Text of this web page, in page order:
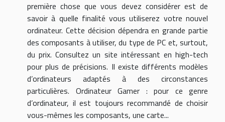
première chose que vous devez considérer est de
savoir à quelle finalité vous utiliserez votre nouvel
ordinateur. Cette décision dépendra en grande partie
des composants à utiliser, du type de PC et, surtout,
du prix. Consultez un site intéressant en high-tech
pour plus de précisions. Il existe différents modèles
d’ordinateurs adaptés à des circonstances
particulières. Ordinateur Gamer : pour ce genre
d’ordinateur, il est toujours recommandé de choisir
vous-mêmes les composants, une carte...